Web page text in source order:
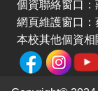
個資聯絡窗口
網頁維護窗口
本校其他個資